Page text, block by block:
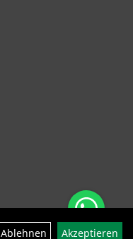
Ablehnen Akzeptieren